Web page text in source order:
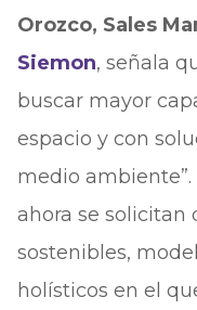
Orozco, Sales
Siemon, señala
buscar mayor
espacio y con
medio
ahora se solicitan
sostenibles,
holísticos en el